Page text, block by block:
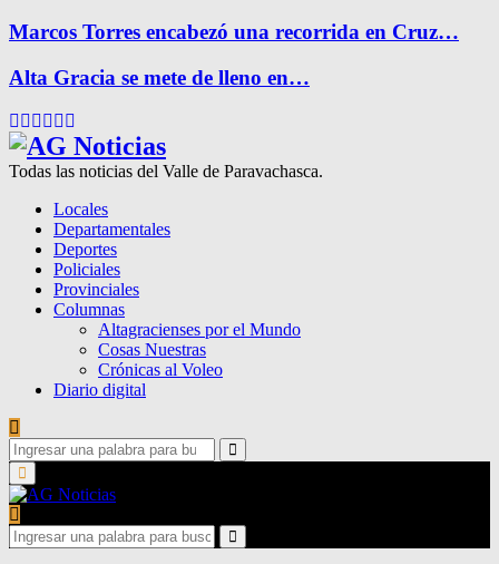
Marcos Torres encabezó una recorrida en Cruz…
Alta Gracia se mete de lleno en…
Facebook
Twitter
Instagram
Pinterest
Google
Todas las noticias del Valle de Paravachasca.
Locales
Departamentales
Deportes
Policiales
Provinciales
Columnas
Altagracienses por el Mundo
Cosas Nuestras
Crónicas al Voleo
Diario digital
Search
for:
Search
Primary
Menu
Search
for:
Search